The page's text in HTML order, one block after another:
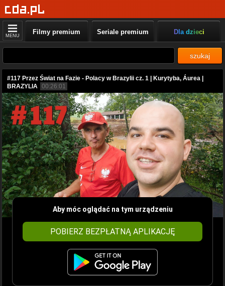
MENU Filmy premium Seriale premium Dla dzieci
szukaj
#117 Przez Świat na Fazie - Polacy w Brazylii cz. 1 | Kurytyba, Áurea |
BRAZYLIA 00:26:01
Aby móc oglądać na tym urządzeniu
POBIERZ BEZPŁATNĄ APLIKACJĘ